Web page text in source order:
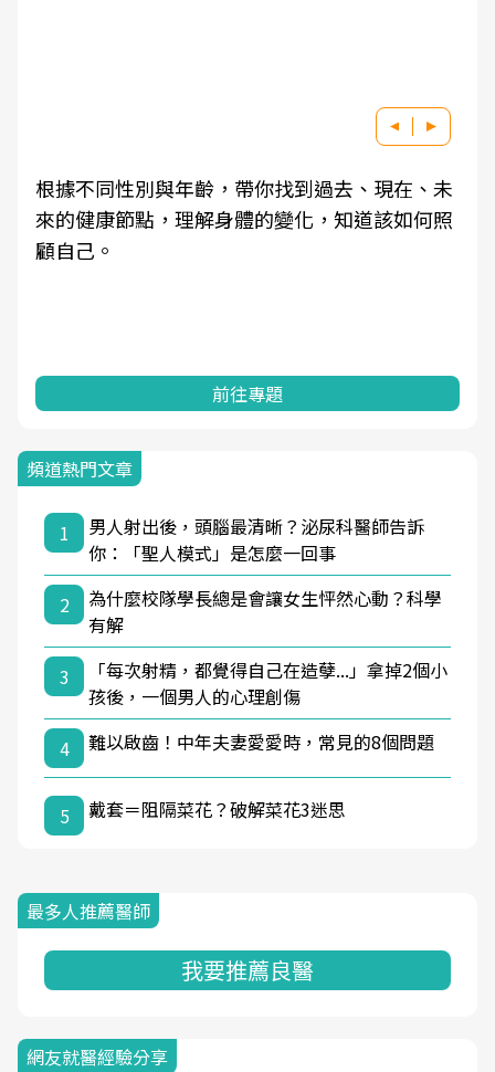
根據不同性別與年齡，帶你找到過去、現在、未
來的健康節點，理解身體的變化，知道該如何照
顧自己。
前往專題
頻道熱門文章
1
男人射出後，頭腦最清晰？泌尿科醫師告訴
你：「聖人模式」是怎麼一回事
2
為什麼校隊學長總是會讓女生怦然心動？科學
有解
3
「每次射精，都覺得自己在造孽...」拿掉2個小
孩後，一個男人的心理創傷
4
難以啟齒！中年夫妻愛愛時，常見的8個問題
5 戴套＝阻隔菜花？破解菜花3迷思
最多人推薦醫師
我要推薦良醫
網友就醫經驗分享